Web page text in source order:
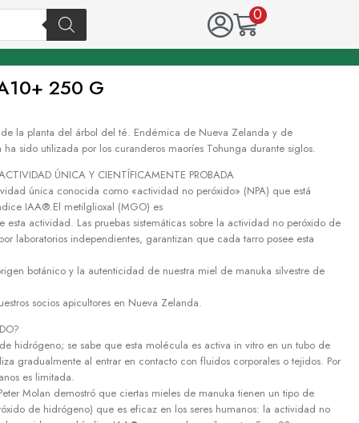
0
250 G
la planta del árbol del té. Endémica de Nueva Zelanda y de
sido utilizada por los curanderos maoríes Tohunga durante siglos.
ÚNICA Y CIENTÍFICAMENTE PROBADA
única conocida como «actividad no peróxido» (NPA) que está
IAA®.El metilglioxal (MGO) es
esta actividad. Las pruebas sistemáticas sobre la actividad no peróxido de
laboratorios independientes, garantizan que cada tarro posee esta
botánico y la autenticidad de nuestra miel de manuka silvestre de
socios apicultores en Nueva Zelanda.
hidrógeno; se sabe que esta molécula es activa in vitro en un tubo de
gradualmente al entrar en contacto con fluidos corporales o tejidos. Por
es limitada.
Molan demostró que ciertas mieles de manuka tienen un tipo de
de hidrógeno) que es eficaz en los seres humanos: la actividad no